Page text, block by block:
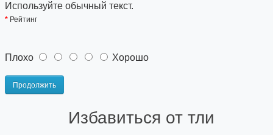
Используйте обычный текст.
Рейтинг
Плохо Хорошо
Продолжить
Избавиться от тли